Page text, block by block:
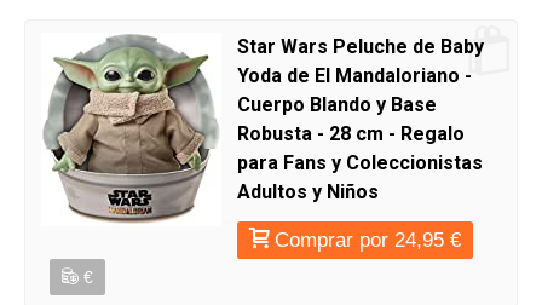
Star Wars Peluche de Baby
Yoda de El Mandaloriano -
Cuerpo Blando y Base
Robusta - 28 cm - Regalo
para Fans y Coleccionistas
Adultos y Niños
Comprar por 24,95 €
€